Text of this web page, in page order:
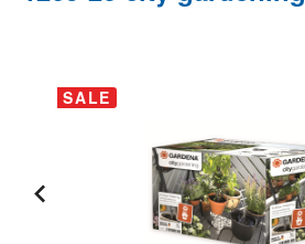
Bildergalerie überspringen
SALE